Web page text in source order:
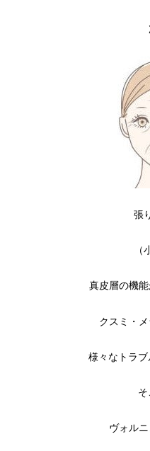
張
（
真皮層の機
クスミ・
様々なトラ
ヴォルニ